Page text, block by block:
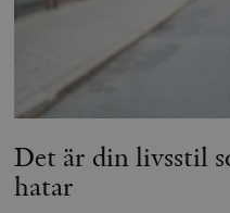
Det är din livsstil
hatar